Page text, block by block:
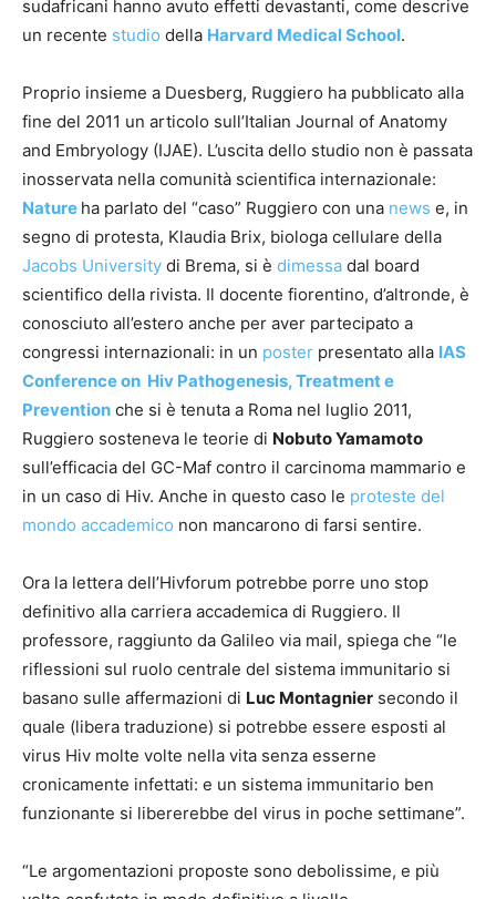
sudafricani hanno avuto effetti devastanti, come descrive
un recente studio della Harvard Medical School.
Proprio insieme a Duesberg, Ruggiero ha pubblicato alla
fine del 2011 un articolo sull’Italian Journal of Anatomy
and Embryology (IJAE). L’uscita dello studio non è passata
inosservata nella comunità scientifica internazionale:
Nature ha parlato del “caso” Ruggiero con una news e, in
segno di protesta, Klaudia Brix, biologa cellulare della
Jacobs University di Brema, si è dimessa dal board
scientifico della rivista. Il docente fiorentino, d’altronde, è
conosciuto all’estero anche per aver partecipato a
congressi internazionali: in un poster presentato alla IAS
Conference on Hiv Pathogenesis, Treatment e
Prevention che si è tenuta a Roma nel luglio 2011,
Ruggiero sosteneva le teorie di Nobuto Yamamoto
sull’efficacia del GC-Maf contro il carcinoma mammario e
in un caso di Hiv. Anche in questo caso le proteste del
mondo accademico non mancarono di farsi sentire.
Ora la lettera dell’Hivforum potrebbe porre uno stop
definitivo alla carriera accademica di Ruggiero. Il
professore, raggiunto da Galileo via mail, spiega che “le
riflessioni sul ruolo centrale del sistema immunitario si
basano sulle affermazioni di Luc Montagnier secondo il
quale (libera traduzione) si potrebbe essere esposti al
virus Hiv molte volte nella vita senza esserne
cronicamente infettati: e un sistema immunitario ben
funzionante si libererebbe del virus in poche settimane”.
“Le argomentazioni proposte sono debolissime, e più